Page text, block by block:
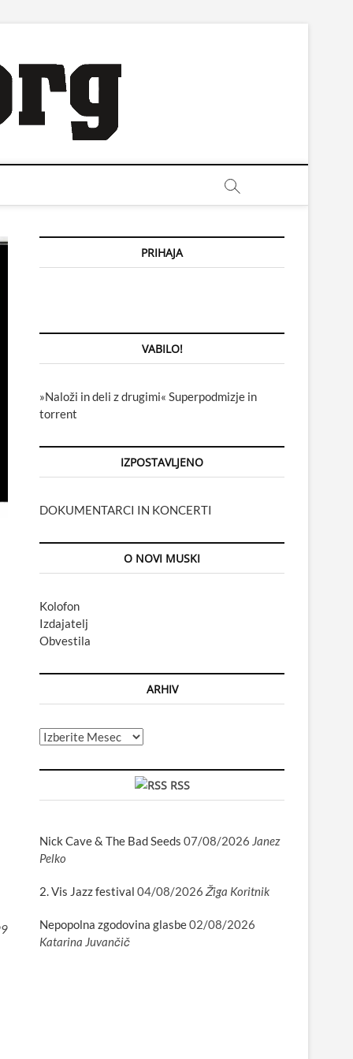
PRIHAJA
VABILO!
»Naloži in deli z drugimi« Superpodmizje in
torrent
IZPOSTAVLJENO
DOKUMENTARCI IN KONCERTI
O NOVI MUSKI
Kolofon
Izdajatelj
Obvestila
ARHIV
Arhiv
RSS
Nick Cave & The Bad Seeds 07/08/2026 Janez
Pelko
2. Vis Jazz festival 04/08/2026 Žiga Koritnik
Nepopolna zgodovina glasbe02/08/2026
Katarina Juvančič